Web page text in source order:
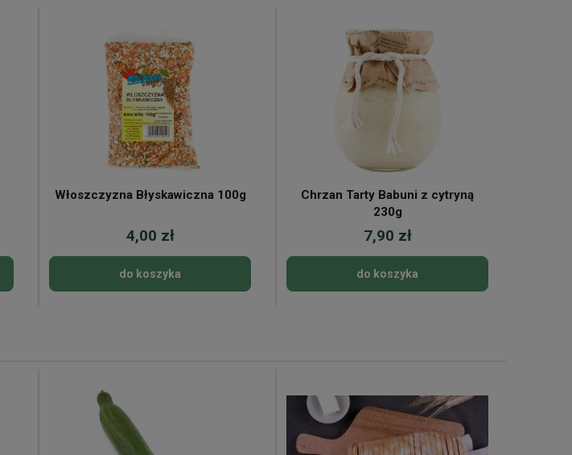
Włoszczyzna Błyskawiczna 100g
4,00 zł
do koszyka
Chrzan Tarty Babuni z cytryną
230g
7,90 zł
do koszyka